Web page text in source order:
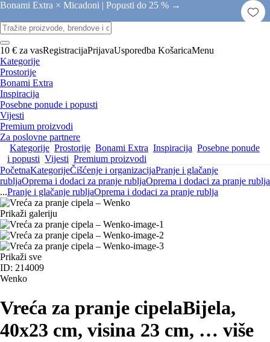
Bonami Extra × Micadoni | Popusti do 25 % →
10 € za vasRegistracijaPrijavaUsporedba KošaricaMenu
Kategorije
Prostorije
Bonami Extra
Inspiracija
Posebne ponude i popusti
Vijesti
Premium proizvodi
Za poslovne partnere
Kategorije Prostorije Bonami Extra Inspiracija Posebne ponude
i popusti Vijesti Premium proizvodi
PočetnaKategorijeČišćenje i organizacijaPranje i glačanje
rubljaOprema i dodaci za pranje rubljaOprema i dodaci za pranje rublja
...Pranje i glačanje rubljaOprema i dodaci za pranje rublja
Prikaži galeriju
Prikaži sve
ID: 214009
Wenko
Vreća za pranje cipelaBijela,
40x23 cm, visina 23 cm, … više